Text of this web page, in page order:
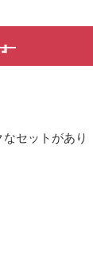
セットがあり